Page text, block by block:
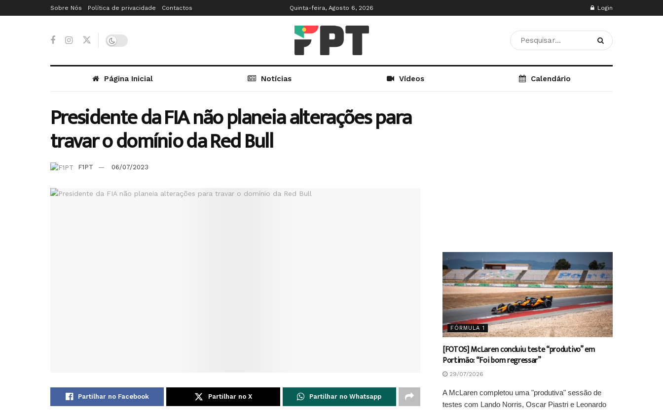
Sobre Nós Política de privacidade Contactos Quinta-feira, Agosto 6, 2026 Login
Página Inicial Notícias Vídeos Calendário
Presidente da FIA não planeia alterações para
travar o domínio da Red Bull
F1PT 06/07/2023
Partilhar no Facebook Partilhar no X Partilhar no Whatsapp
FÓRMULA 1
[FOTOS] McLaren concluiu teste “produtivo” em
Portimão: “Foi bom regressar”
29/07/2026
A McLaren completou uma "produtiva" sessão de
testes com Lando Norris, Oscar Piastri e Leonardo